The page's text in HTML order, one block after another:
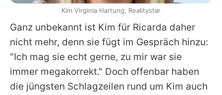
Ganz unbekannt ist Kim für Ricarda daher
nicht mehr, denn sie fügt im Gespräch hinzu:
"Ich mag sie echt gerne, zu mir war sie
immer megakorrekt." Doch offenbar haben
die jüngsten Schlagzeilen rund um Kim auch
Kim Virginia Hartung, Realitystar